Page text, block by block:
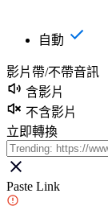
自動
影片帶/不帶音訊
含影片
不含影片
立即轉換
Paste Link